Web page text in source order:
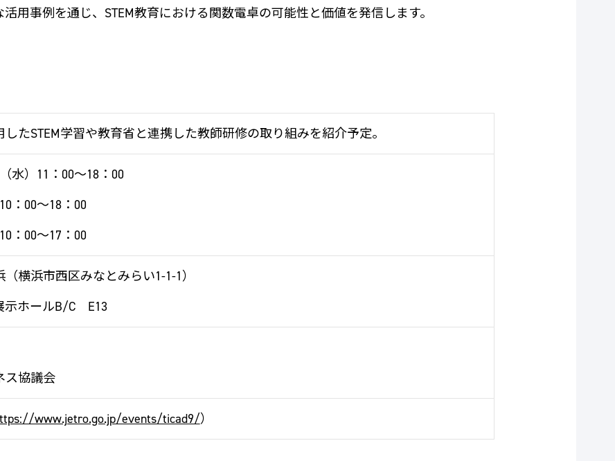
用事例を通じ、STEM教育における関数電卓の可能性と価値を発信します。
たSTEM学習や教育省と連携した教師研修の取り組みを紹介予定。
水）11：00～18：00
：00～18：00
：00～17：00
横浜市西区みなとみらい1-1-1）
示ホールB/C E13
ス協議会
www.jetro.go.jp/events/ticad9/）